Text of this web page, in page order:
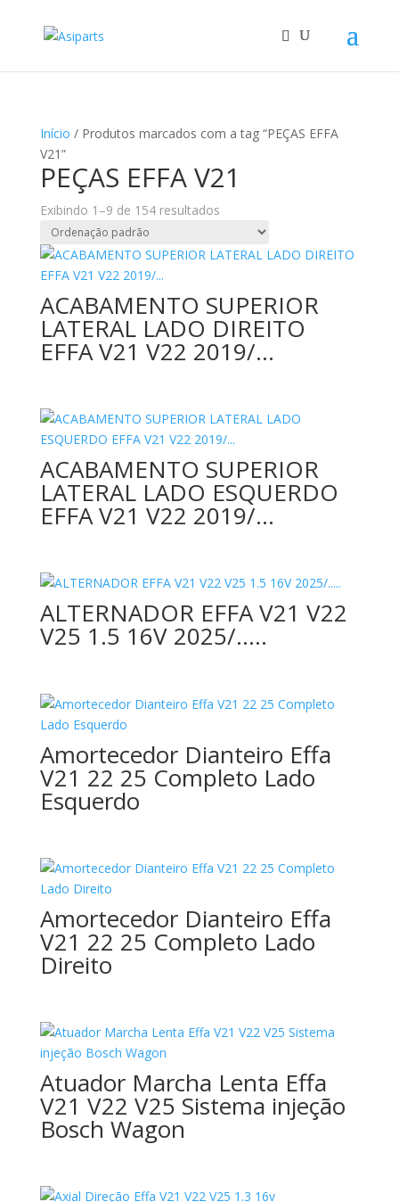
Início / Produtos marcados com a tag “PEÇAS EFFA
V21”
PEÇAS EFFA V21
Exibindo 1–9 de 154 resultados
ACABAMENTO SUPERIOR
LATERAL LADO DIREITO
EFFA V21 V22 2019/…
ACABAMENTO SUPERIOR
LATERAL LADO ESQUERDO
EFFA V21 V22 2019/…
ALTERNADOR EFFA V21 V22
V25 1.5 16V 2025/…..
Amortecedor Dianteiro Effa
V21 22 25 Completo Lado
Esquerdo
Amortecedor Dianteiro Effa
V21 22 25 Completo Lado
Direito
Atuador Marcha Lenta Effa
V21 V22 V25 Sistema injeção
Bosch Wagon